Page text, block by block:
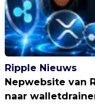
Ripple Nieuws
Nepwebsite van
naar